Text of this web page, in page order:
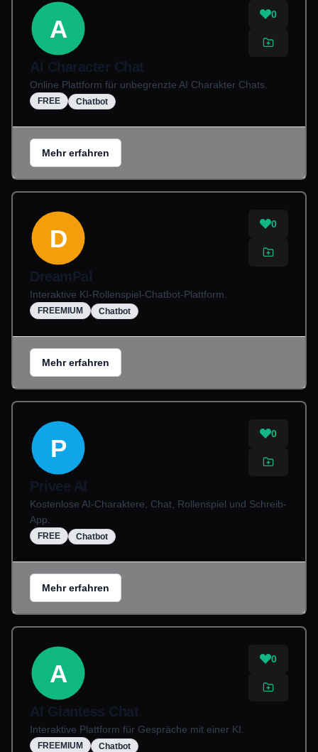
A
0
AI Character Chat
Online Plattform für unbegrenzte AI Charakter Chats.
FREE Chatbot
Mehr erfahren
D
0
DreamPal
Interaktive KI-Rollenspiel-Chatbot-Plattform.
FREEMIUM Chatbot
Mehr erfahren
P
0
Privee AI
Kostenlose AI-Charaktere, Chat, Rollenspiel und Schreib-
App.
FREE Chatbot
Mehr erfahren
A
0
AI Giantess Chat
Interaktive Plattform für Gespräche mit einer KI.
FREEMIUM Chatbot